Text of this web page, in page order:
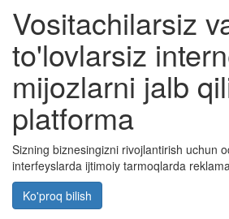
Vositachilarsiz
to'lovlarsiz
mijozlarni jalb
platforma
Sizning biznesingizni rivojlantirish uchun
interfeyslarda ijtimoiy tarmoqlarda
Ko'proq bilish